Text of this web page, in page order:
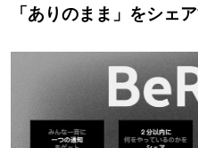
「ありのまま」をシェ